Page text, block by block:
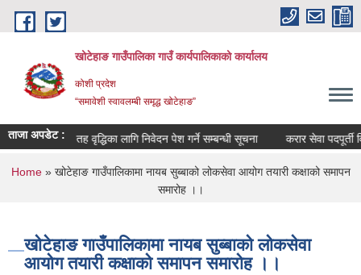
Skip to main content
खोटेहाङ गाउँपालिका गाउँ कार्यपालिकाको कार्यालय
कोशी प्रदेश
“समावेशी स्वावलम्बी समृद्ध खोटेहाङ”
ताजा अपडेट :
सूचना । तह वृद्धिका लागि निवेदन पेश गर्ने सम्बन्धी सूचना करार सेवा पदपूर्ती
You are here
Home» खोटेहाङ गाउँपालिकामा नायब सुब्बाको लोकसेवा आयोग तयारी कक्षाको समापन
समारोह ।।
खोटेहाङ गाउँपालिकामा नायब सुब्बाको लोकसेवा
आयोग तयारी कक्षाको समापन समारोह ।।